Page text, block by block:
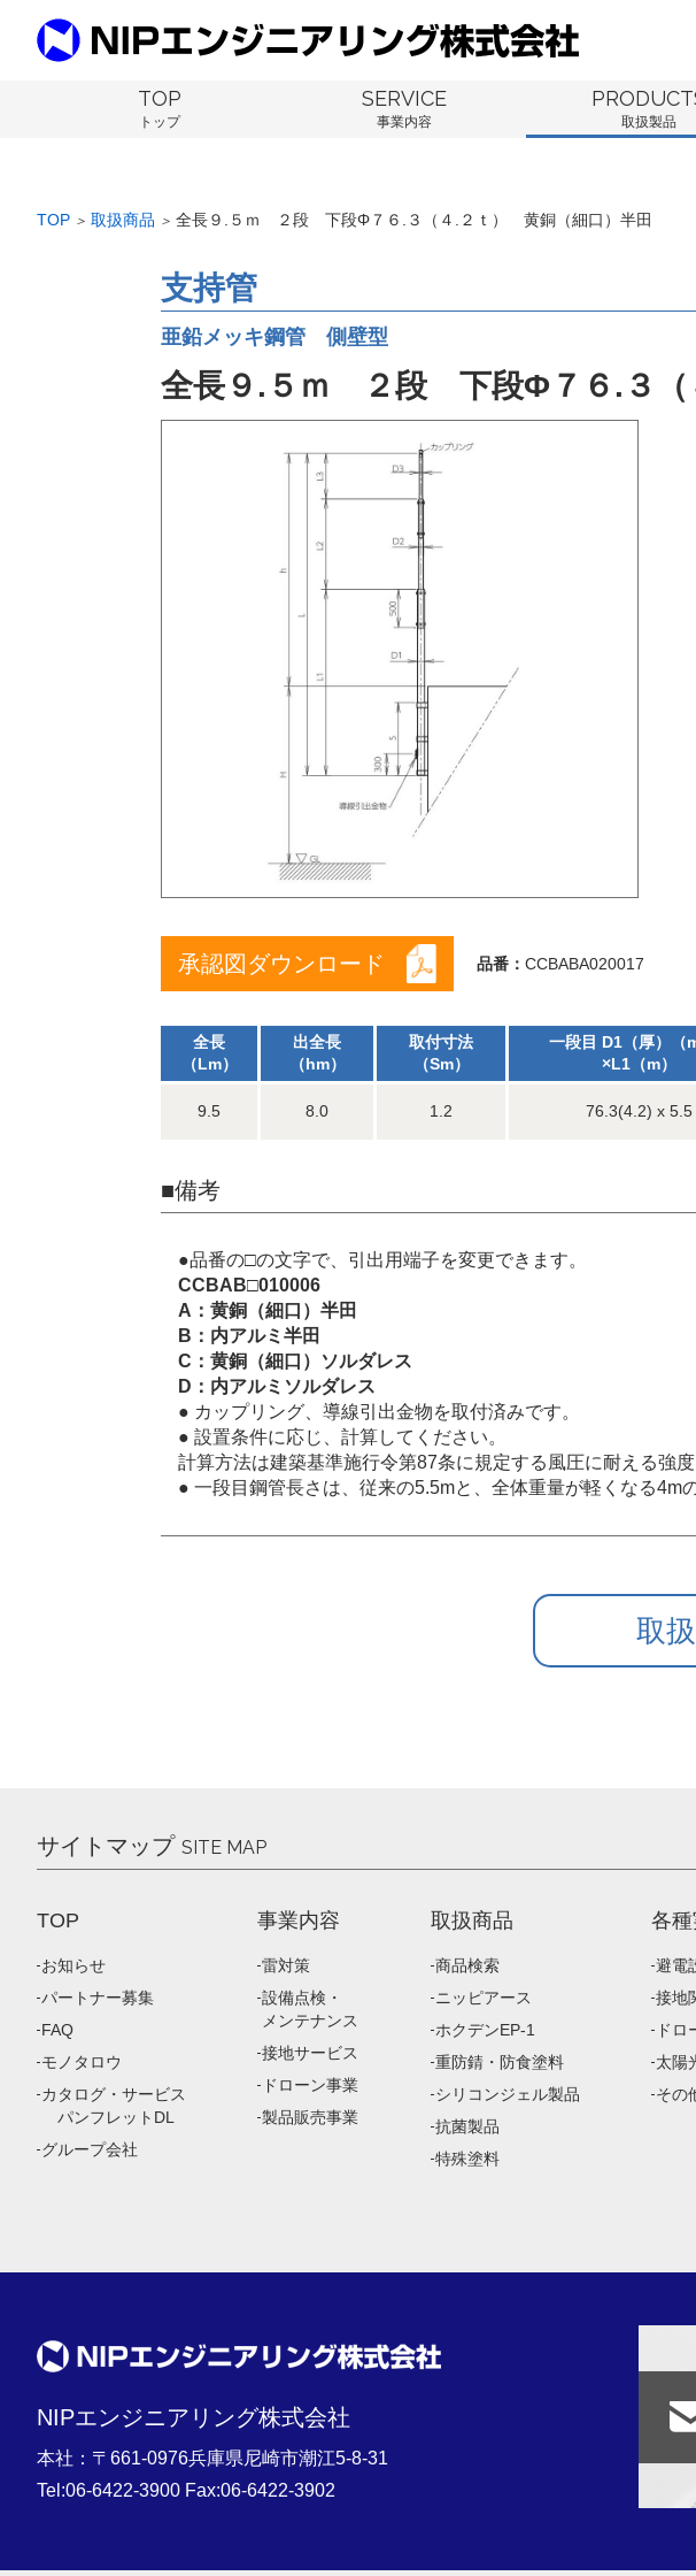
TOP
トップ
SERVICE
事業内容 取扱製品
TOP ＞ 取扱商品 ＞ 全長９.５ｍ ２段 下段Φ７６.３（４.２ｔ） 黄銅（細口）半田
支持管
亜鉛メッキ鋼管 側壁型
全長９.５ｍ ２段 下段Φ７６.３（
承認図ダウンロード 品番： CCBABA020017
全長
（Lm）
出全長
（hm）
取付寸法
（Sm）
一段目 D1（厚）（
×L1（m）
9.5 8.0 1.2 76.3(4.2) x 5.5
■備考
●品番の□の文字で、引出用端子を変更できます。
CCBAB□010006
A：黄銅（細口）半田
B：内アルミ半田
C：黄銅（細口）ソルダレス
D：内アルミソルダレス
● カップリング、導線引出金物を取付済みです。
● 設置条件に応じ、計算してください。
計算方法は建築基準施行令第87条に規定する風圧に耐える強度
● 一段目鋼管長さは、従来の5.5mと、全体重量が軽くなる4m
取
サイトマップ SITE MAP
TOP
お知らせ
パートナー募集
FAQ
モノタロウ
カタログ・サービス
パンフレットDL
グループ会社
事業内容
雷対策
設備点検・
メンテナンス
接地サービス
ドローン事業
製品販売事業
取扱商品
商品検索
ニッピアース
ホクデンEP-1
重防錆・防食塗料
シリコンジェル製品
抗菌製品
特殊塗料
各
避電
接地
ドロ
太陽
その
NIPエンジニアリング株式会社
本社：〒661-0976兵庫県尼崎市潮江5-8-31
Tel:06-6422-3900 Fax:06-6422-3902